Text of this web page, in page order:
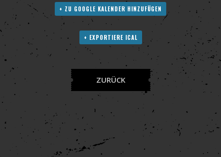
+ ZU GOOGLE KALENDER HINZUFÜGEN
+ EXPORTIERE ICAL
ZURÜCK